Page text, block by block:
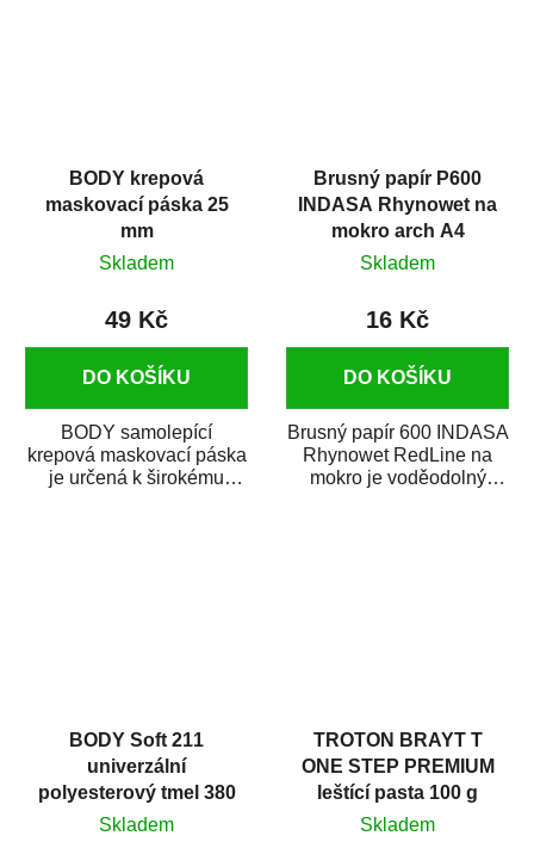
BODY krepová
maskovací páska 25
mm
Skladem
49 Kč
DO KOŠÍKU
BODY samolepící
krepová maskovací páska
je určená k širokému
Brusný papír P600
INDASA Rhynowet na
mokro arch A4
Skladem
16 Kč
DO KOŠÍKU
Brusný papír 600 INDASA
Rhynowet RedLine na
mokro je voděodolný
BODY Soft 211
univerzální
polyesterový tmel 380
g
Skladem
TROTON BRAYT T
ONE STEP PREMIUM
leštící pasta 100 g
Skladem